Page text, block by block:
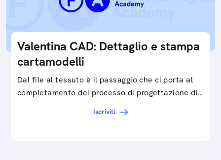
Valentina CAD: Dettaglio e stampa
cartamodelli
Dal file al tessuto è il passaggio che ci porta al
completamento del processo di progettazione di
Iscriviti